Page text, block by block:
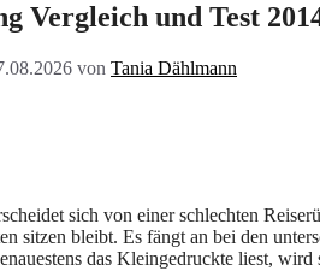
Vergleich und Test
von Tania Dählmann
sich von einer schlechten
sitzen bleibt. Es fängt an bei den
das Kleingedruckte liest,